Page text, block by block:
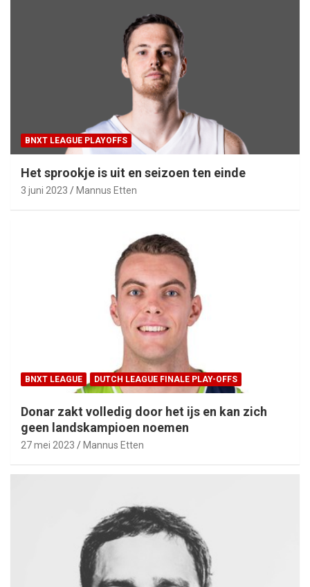
BNXT LEAGUE PLAYOFFS
Het sprookje is uit en seizoen ten einde
3 juni 2023 Mannus Etten
BNXT LEAGUE DUTCH LEAGUE FINALE PLAY-OFFS
Donar zakt volledig door het ijs en kan zich
geen landskampioen noemen
27 mei 2023 Mannus Etten